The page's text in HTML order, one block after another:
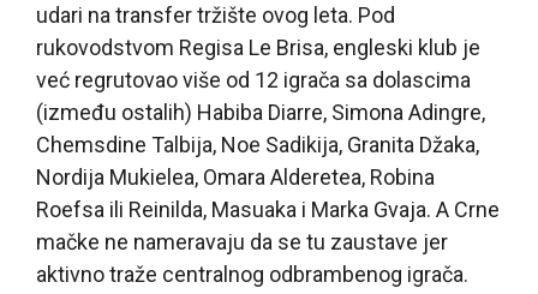
udari na transfer tržište ovog leta. Pod
rukovodstvom Regisa Le Brisa, engleski klub je
već regrutovao više od 12 igrača sa dolascima
(između ostalih) Habiba Diarre, Simona Adingre,
Chemsdine Talbija, Noe Sadikija, Granita Džaka,
Nordija Mukielea, Omara Alderetea, Robina
Roefsa ili Reinilda, Masuaka i Marka Gvaja. A Crne
mačke ne nameravaju da se tu zaustave jer
aktivno traže centralnog odbrambenog igrača.